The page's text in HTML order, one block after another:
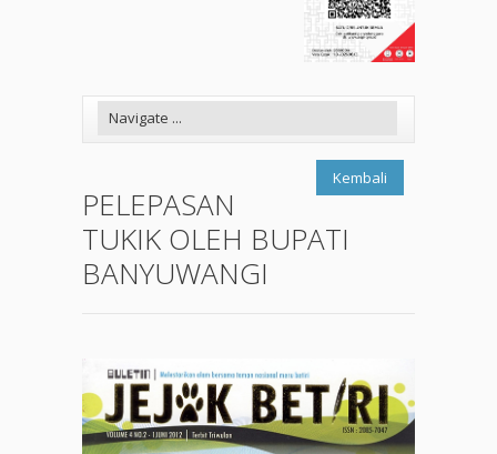
Kembali
PELEPASAN
TUKIK OLEH BUPATI
BANYUWANGI